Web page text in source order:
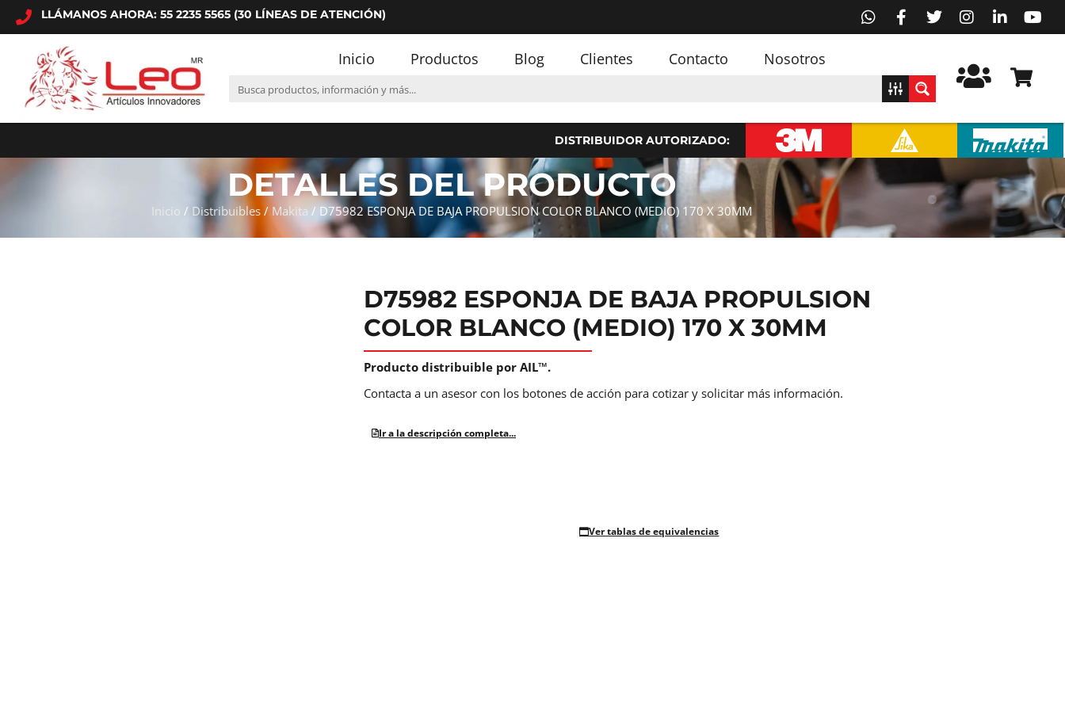
LLÁMANOS AHORA: 55 2235 5565 (30 LÍNEAS DE ATENCIÓN)
Inicio Productos Blog Clientes Contacto Nosotros
DISTRIBUIDOR AUTORIZADO:
DETALLES DEL PRODUCTO
Inicio / Distribuibles / Makita/ D75982 ESPONJA DE BAJA PROPULSION COLOR BLANCO (MEDIO) 170 X 30MM
D75982 ESPONJA DE BAJA PROPULSION
COLOR BLANCO (MEDIO) 170 X 30MM
Producto distribuible por AIL™.
Contacta a un asesor con los botones de acción para cotizar y solicitar más información.
Ir a la descripción completa...
Ver tablas de equivalencias